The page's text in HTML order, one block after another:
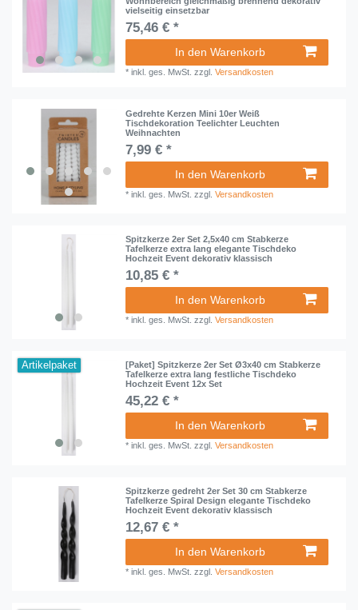
vielseitig einsetzbar
75,46 € *
In den Warenkorb
*inkl. ges. MwSt. zzgl.Versandkosten
Gedrehte Kerzen Mini 10er Weiß
Tischdekoration Teelichter Leuchten
Weihnachten
7,99 € *
In den Warenkorb
*inkl. ges. MwSt. zzgl.Versandkosten
Spitzkerze 2er Set 2,5x40 cm Stabkerze
Tafelkerze extra lang elegante Tischdeko
Hochzeit Event dekorativ klassisch
10,85 € *
In den Warenkorb
*inkl. ges. MwSt. zzgl.Versandkosten
Artikelpaket
[Paket] Spitzkerze 2er Set Ø3x40 cm Stabkerze
Tafelkerze extra lang festliche Tischdeko
Hochzeit Event 12x Set
45,22 € *
In den Warenkorb
*inkl. ges. MwSt. zzgl.Versandkosten
Spitzkerze gedreht 2er Set 30 cm Stabkerze
Tafelkerze Spiral Design elegante Tischdeko
Hochzeit Event dekorativ klassisch
12,67 € *
In den Warenkorb
*inkl. ges. MwSt. zzgl.Versandkosten